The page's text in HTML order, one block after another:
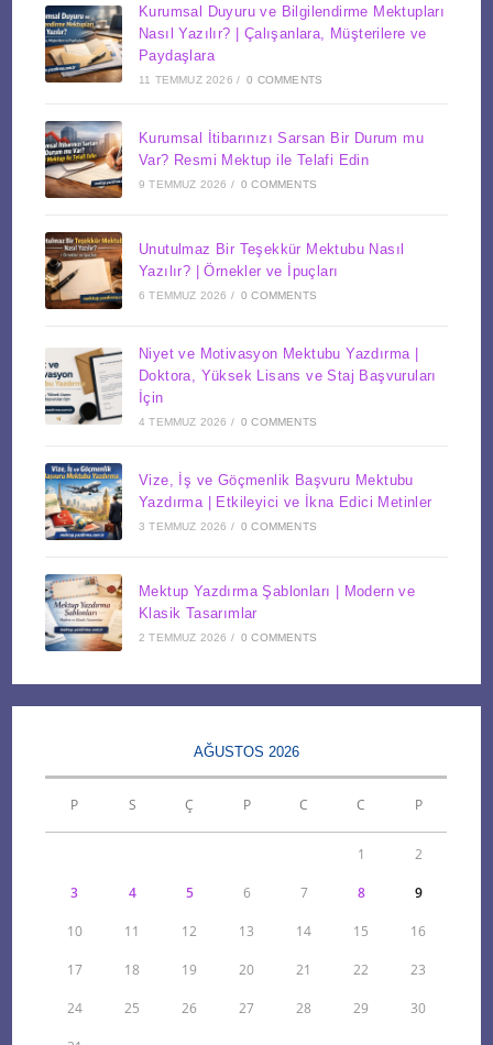
Kurumsal Duyuru ve Bilgilendirme Mektupları
Nasıl Yazılır? | Çalışanlara, Müşterilere ve
Paydaşlara
11 TEMMUZ 2026 / 0 COMMENTS
Kurumsal İtibarınızı Sarsan Bir Durum mu
Var? Resmi Mektup ile Telafi Edin
9 TEMMUZ 2026 / 0 COMMENTS
Unutulmaz Bir Teşekkür Mektubu Nasıl
Yazılır? | Örnekler ve İpuçları
6 TEMMUZ 2026 / 0 COMMENTS
Niyet ve Motivasyon Mektubu Yazdırma |
Doktora, Yüksek Lisans ve Staj Başvuruları
İçin
4 TEMMUZ 2026 / 0 COMMENTS
Vize, İş ve Göçmenlik Başvuru Mektubu
Yazdırma | Etkileyici ve İkna Edici Metinler
3 TEMMUZ 2026 / 0 COMMENTS
Mektup Yazdırma Şablonları | Modern ve
Klasik Tasarımlar
2 TEMMUZ 2026 / 0 COMMENTS
AĞUSTOS 2026
P S Ç P C C P
1 2
3 4 5 6 7 8 9
10 11 12 13 14 15 16
17 18 19 20 21 22 23
24 25 26 27 28 29 30